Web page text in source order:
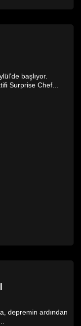
başlıyor.
Surprise Chef...
depremin ardından